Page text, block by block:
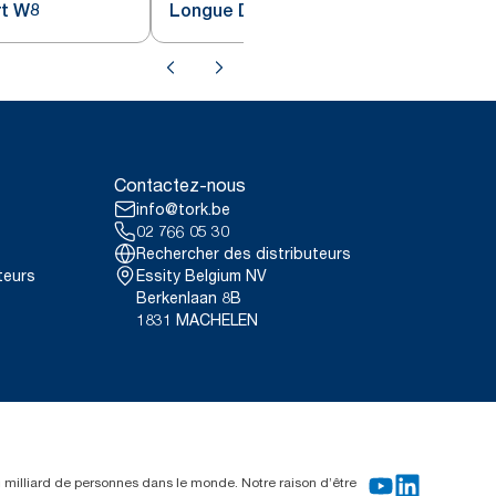
W8
Longue Durée jaune W8
Contactez-nous
info@tork.be
02 766 05 30
Rechercher des distributeurs
Essity Belgium NV
Berkenlaan 8B
1831 MACHELEN
de personnes dans le monde. Notre raison d’être